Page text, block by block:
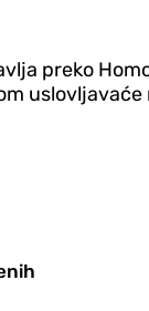
preko